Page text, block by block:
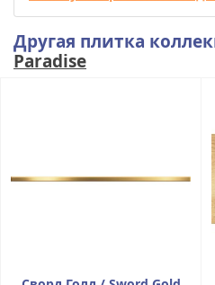
Другая плитка
Paradise